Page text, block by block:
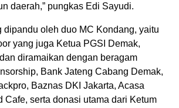
daerah,” pungkas Edi Sayudi.
dipandu oleh duo MC Kondang, yaitu
yang juga Ketua PGSI Demak,
diramaikan dengan beragam
Bank Jateng Cabang Demak,
Baznas DKI Jakarta, Acasa
Cafe, serta donasi utama dari Ketum